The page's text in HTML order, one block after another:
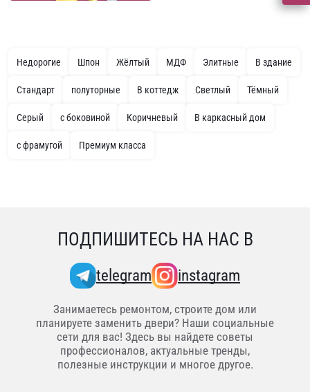
Недорогие Шпон Жёлтый МДФ Элитные В здание
Стандарт полуторные В коттедж Светлый Тёмный
Серый с боковиной Коричневый В каркасный дом
с фрамугой Премиум класса
ПОДПИШИТЕСЬ НА НАС В
telegram instagram
Занимаетесь ремонтом, строите дом или
планируете заменить двери? Наши социальные
сети для вас! Здесь вы найдете советы
профессионалов, актуальные тренды,
полезные инструкции и многое другое.